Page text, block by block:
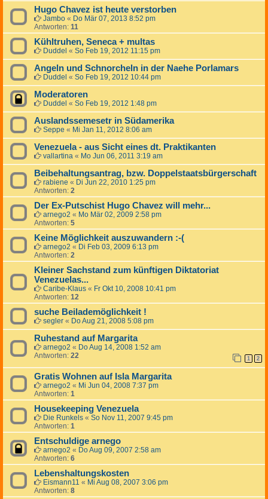
Hugo Chavez ist heute verstorben
Jambo « Do Mär 07, 2013 8:52 pm
Antworten: 11
Kühltruhen, Seneca + multas
Duddel « So Feb 19, 2012 11:15 pm
Angeln und Schnorcheln in der Naehe Porlamars
Duddel « So Feb 19, 2012 10:44 pm
Moderatoren
Duddel « So Feb 19, 2012 1:48 pm
Auslandssemesetr in Südamerika
Seppe « Mi Jan 11, 2012 8:06 am
Venezuela - aus Sicht eines dt. Praktikanten
vallartina « Mo Jun 06, 2011 3:19 am
Beibehaltungsantrag, bzw. Doppelstaatsbürgerschaft
rabiene « Di Jun 22, 2010 1:25 pm
Antworten: 2
Der Ex-Putschist Hugo Chavez will mehr...
arnego2 « Mo Mär 02, 2009 2:58 pm
Antworten: 5
Keine Möglichkeit auszuwandern :-(
arnego2 « Di Feb 03, 2009 6:13 pm
Antworten: 2
Kleiner Sachstand zum künftigen Diktatoriat
Venezuelas...
Caribe-Klaus « Fr Okt 10, 2008 10:41 pm
Antworten: 12
suche Beilademöglichkeit !
segler « Do Aug 21, 2008 5:08 pm
Ruhestand auf Margarita
arnego2 « Do Aug 14, 2008 1:52 am
Antworten: 22 1 2
Gratis Wohnen auf Isla Margarita
arnego2 « Mi Jun 04, 2008 7:37 pm
Antworten: 1
Housekeeping Venezuela
Die Runkels « So Nov 11, 2007 9:45 pm
Antworten: 1
Entschuldige arnego
arnego2 « Do Aug 09, 2007 2:58 am
Antworten: 6
Lebenshaltungskosten
Eismann11 « Mi Aug 08, 2007 3:06 pm
Antworten: 8